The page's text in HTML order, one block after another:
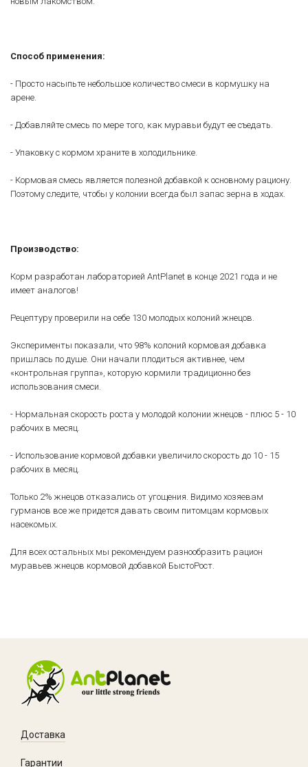
Способ применения:
- Просто насыпьте небольшое количество смеси в кормушку на
арене.
- Добавляйте смесь по мере того, как муравьи будут ее съедать.
- Упаковку с кормом храните в холодильнике.
- Кормовая смесь является полезной добавкой к основному рациону.
Поэтому следите, чтобы у колонии всегда был запас зерна в ходах.
Производство:
Корм разработан лабораторией AntPlanet в конце 2021 года и не
имеет аналогов!
Рецептуру проверили на себе 130 молодых колоний жнецов.
Эксперименты показали, что 98% колоний кормовая добавка
пришлась по душе. Они начали плодиться активнее, чем
«контрольная группа», которую кормили традиционно без
использования смеси.
- Нормальная скорость роста у молодой колонии жнецов - плюс 5 - 10
рабочих в месяц.
- Использование кормовой добавки увеличило скорость до 10 - 15
рабочих в месяц.
Только 2% жнецов отказались от угощения. Видимо хозяевам
гурманов все же придется давать своим питомцам кормовых
насекомых.
Для всех остальных мы рекомендуем разнообразить рацион
муравьев жнецов кормовой добавкой БыстоРост.
Доставка
Гарантии